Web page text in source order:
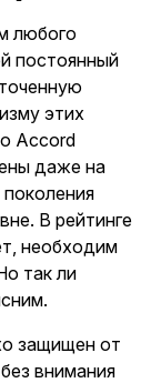
любого
постоянный
этих
Accord
даже на
В рейтинге
необходим
так ли
защищен от
внимания